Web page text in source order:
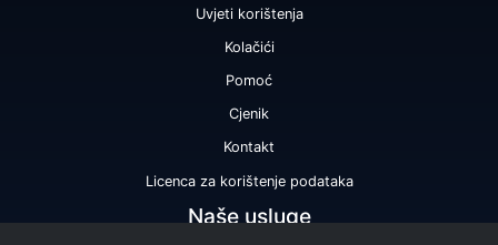
Uvjeti korištenja
Kolačići
Pomoć
Cjenik
Kontakt
Licenca za korištenje podataka
Naše usluge